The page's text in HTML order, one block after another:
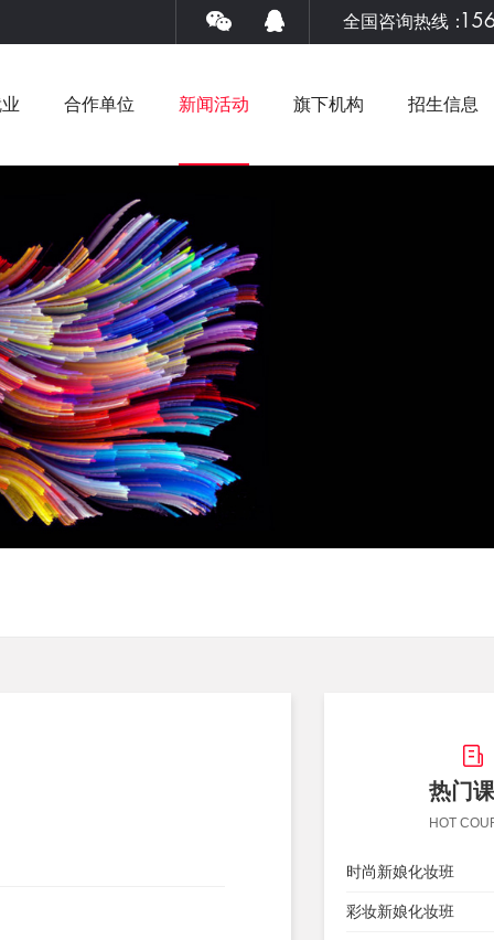
全国咨询热线：
合作单位 新闻活动 旗下机构 招生信息
热门
HOT
时尚新娘化妆班
彩妆新娘化妆班